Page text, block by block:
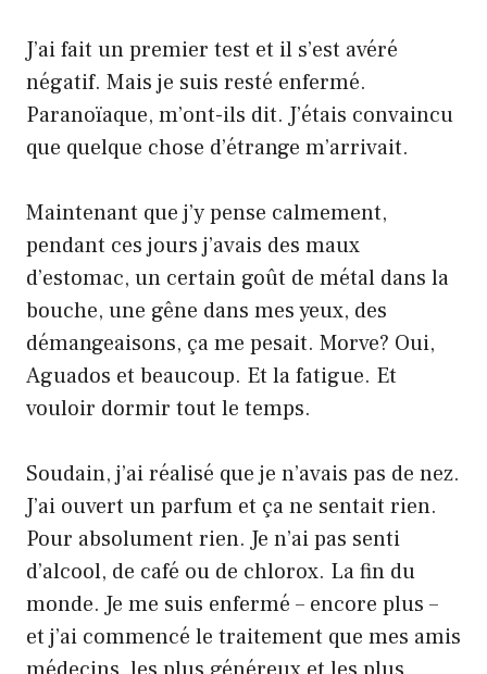
J’ai fait un premier test et il s’est avéré
négatif. Mais je suis resté enfermé.
Paranoïaque, m’ont-ils dit. J’étais convaincu
que quelque chose d’étrange m’arrivait.
Maintenant que j’y pense calmement,
pendant ces jours j’avais des maux
d’estomac, un certain goût de métal dans la
bouche, une gêne dans mes yeux, des
démangeaisons, ça me pesait. Morve? Oui,
Aguados et beaucoup. Et la fatigue. Et
vouloir dormir tout le temps.
Soudain, j’ai réalisé que je n’avais pas de nez.
J’ai ouvert un parfum et ça ne sentait rien.
Pour absolument rien. Je n’ai pas senti
d’alcool, de café ou de chlorox. La fin du
monde. Je me suis enfermé – encore plus –
et j’ai commencé le traitement que mes amis